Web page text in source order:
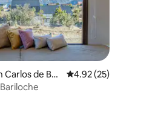
Carlos de Bari
Calificación
4.92 (25)